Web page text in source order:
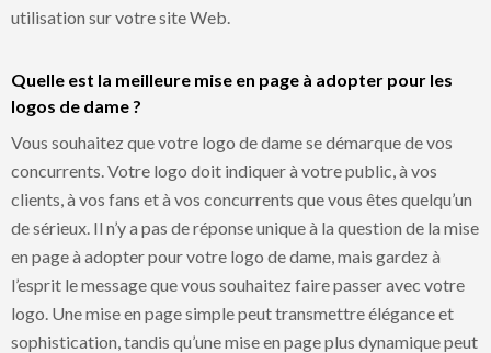
utilisation sur votre site Web.
Quelle est la meilleure mise en page à adopter pour les
logos de dame ?
Vous souhaitez que votre logo de dame se démarque de vos
concurrents. Votre logo doit indiquer à votre public, à vos
clients, à vos fans et à vos concurrents que vous êtes quelqu’un
de sérieux. Il n’y a pas de réponse unique à la question de la mise
en page à adopter pour votre logo de dame, mais gardez à
l’esprit le message que vous souhaitez faire passer avec votre
logo. Une mise en page simple peut transmettre élégance et
sophistication, tandis qu’une mise en page plus dynamique peut